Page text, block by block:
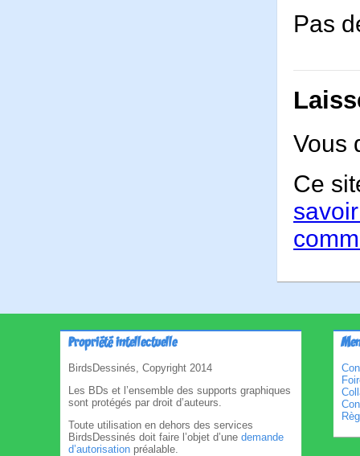
Pas
Vous
Ce
Propriété intellectuelle
BirdsDessinés, Copyright 2014
Les BDs et l’ensemble des supports graphiques
sont protégés par droit d’auteurs.
Toute utilisation en dehors des services
BirdsDessinés doit faire l’objet d’une demande
d’autorisation préalable.